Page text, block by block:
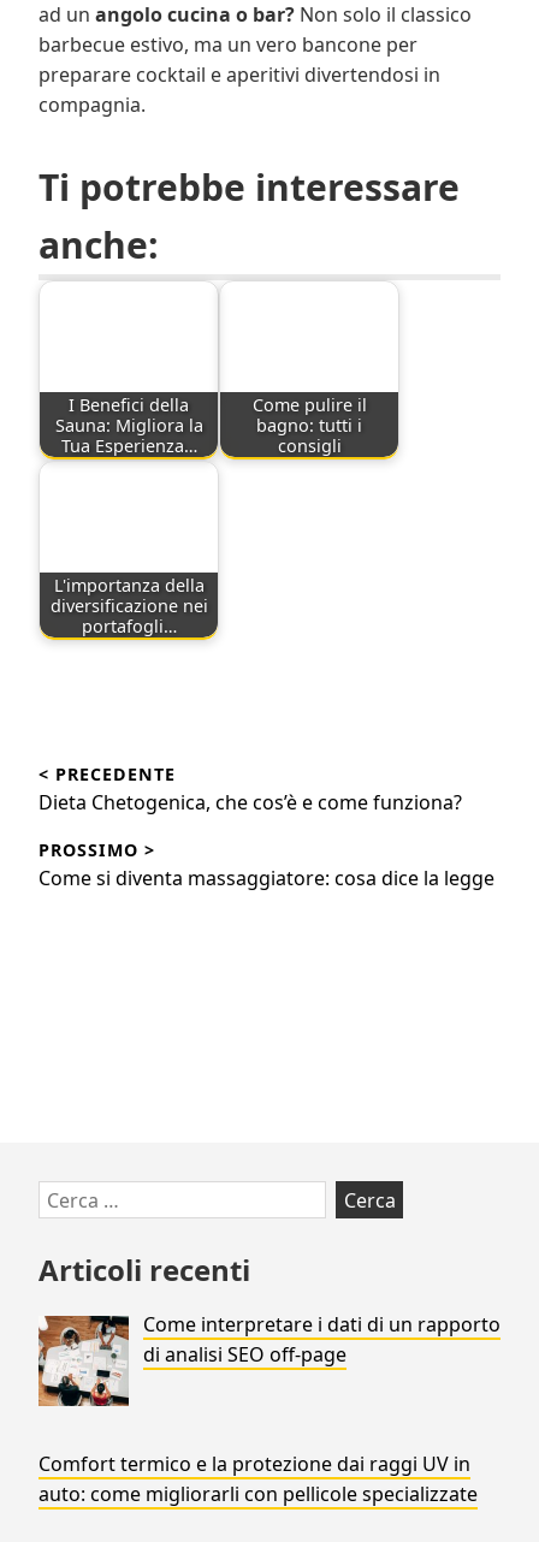
ad un angolo cucina o bar? Non solo il classico
barbecue estivo, ma un vero bancone per
preparare cocktail e aperitivi divertendosi in
compagnia.
Ti potrebbe interessare
anche:
I Benefici della
Sauna: Migliora la
Tua Esperienza…
Come pulire il
bagno: tutti i
consigli
L'importanza della
diversificazione nei
portafogli…
articoli
< PRECEDENTE
Articolo
Dieta Chetogenica, che cos’è e come funziona?
PROSSIMO >
Articolo
Come si diventa massaggiatore: cosa dice la legge
Vai
al
footer
Ricerca
per:
Articoli recenti
Come interpretare i dati di un rapporto
di analisi SEO off-page
Comfort termico e la protezione dai raggi UV in
auto: come migliorarli con pellicole specializzate